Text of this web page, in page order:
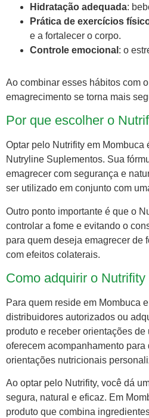
Hidratação adequada:
Prática de exercícios
e a fortalecer o corpo.
Controle emocional : o
Ao combinar esses hábitos com
emagrecimento se torna mais
Por que escolher o
Optar pelo Nutrifity em
Nutryline Suplementos. Sua
emagrecer com segurança e
ser utilizado em conjunto com
Outro ponto importante é que o
controlar a fome e evitando o
para quem deseja emagrecer de
com efeitos colaterais.
Como adquirir o
Para quem reside em Mombuca
distribuidores autorizados ou
produto e receber orientações
oferecem acompanhamento
orientações nutricionais
Ao optar pelo Nutrifity, você dá
segura, natural e eficaz. Em
produto que combina